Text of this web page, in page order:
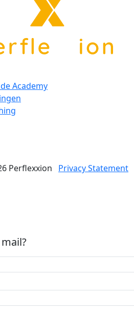
Academy
Perflexxion Privacy Statement